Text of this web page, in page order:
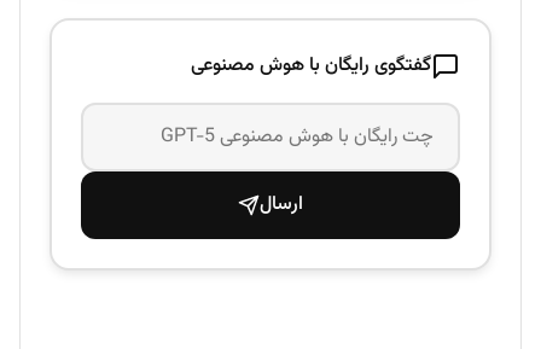
گفتگوی رایگان با هوش مصنوعی
ارسال